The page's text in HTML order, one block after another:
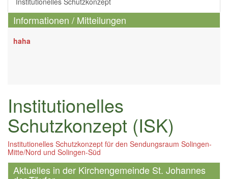
Informationen / Mitteilungen
haha
Institutionelles
Schutzkonzept (ISK)
Institutionelles Schutzkonzept für den Sendungsraum Solingen-
Mitte/Nord und Solingen-Süd
Aktuelles in der Kirchengemeinde St. Johannes